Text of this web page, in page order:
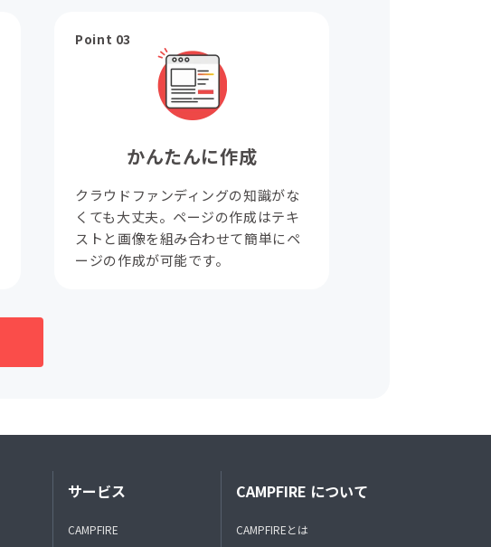
Point 03
かんたんに作成
クラウドファンディングの知識がな
くても大丈夫。ページの作成はテキ
ストと画像を組み合わせて簡単にペ
ージの作成が可能です。
サービス
CAMPFIRE
CAMPFIRE について
CAMPFIREとは